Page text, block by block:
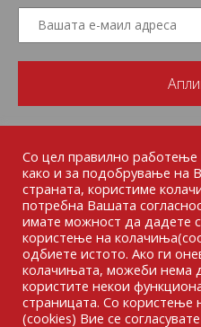
Со цел правилно
како и за подобрување на
страната, користиме
потребна Вашата
имате можност да дадете
користење на
одбиете истото. Ако ги
колачињата, можеби нема
користите некои
страницата. Со користење
(cookies) Вие се